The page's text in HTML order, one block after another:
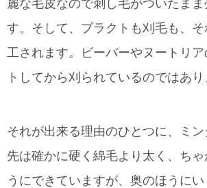
麗な毛皮なので刺し毛がついたまま
す。そして、プラクトも刈毛も、
工されます。ビーバーやヌートリ
トしてから刈られているのではあり
それが出来る理由のひとつに、ミン
先は確かに硬く綿毛より太く、ちゃ
うにできていますが、奥のほうに